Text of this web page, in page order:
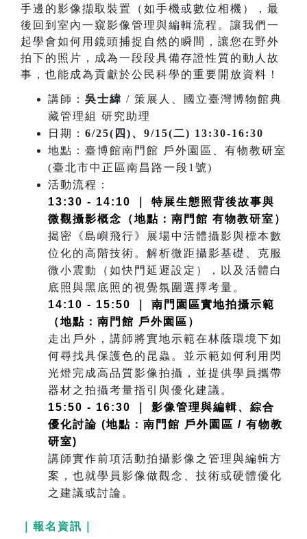
手邊的影像擷取裝置（如手機或數位相機），最
後回到室內一窺影像管理與編輯流程。讓我們一
起學會如何用鏡頭捕捉自然的瞬間，讓您在野外
拍下的照片，成為一段段具備存證性質的動人故
事，也能成為貢獻於公民科學的重要開放資料！
講師： 吳士緯 / 策展人、國立臺灣博物館典
藏管理組 研究助理
日期： 6/25(四)、9/15(二) 13:30-16:30
地點：臺博館南門館 戶外園區、有物教研室
(臺北市中正區南昌路一段1號)
活動流程：
13:30 - 14:10 ｜ 特展生態照背後故事與
微觀攝影概念（地點：南門館 有物教研室）
揭密《島嶼飛行》展場中活體攝影與標本數
位化的高階技術。解析微距攝影基礎、克服
微小震動（如快門延遲設定），以及活體白
底照與黑底照的視覺氛圍選擇考量。
14:10 - 15:50 ｜ 南門園區實地拍攝示範
（地點：南門館 戶外園區）
走出戶外，講師將實地示範在林蔭環境下如
何尋找具保護色的昆蟲。並示範如何利用閃
光燈完成高品質影像拍攝，並提供學員攜帶
器材之拍攝考量指引與優化建議。
15:50 - 16:30 ｜ 影像管理與編輯、綜合
優化討論 (地點：南門館 戶外園區 / 有物教
研室)
講師實作前項活動拍攝影像之管理與編輯方
案，也就學員影像做觀念、技術或硬體優化
之建議或討論。
｜報名資訊｜